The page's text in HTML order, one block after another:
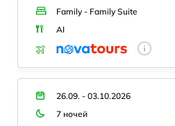
Family - Family Suite
AI
26.09. - 03.10.2026
7 ночей